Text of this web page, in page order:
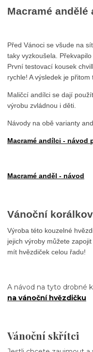
Macramé andělé
Před Vánoci se všude na
taky vyzkoušela.
První testovací kousek
rychle! A výsledek je přitom
Maličcí andílci se dají
výrobu zvládnou i děti.
Návody na obě varianty
Macramé andílci - návod
Macramé anděl - návod
Vánoční
Výroba této kouzelné
jejich výroby můžete
mít hvězdiček celou řadu!
A návod na tyto drobné
na vánoční hvězdičku
Vánoční skřítci